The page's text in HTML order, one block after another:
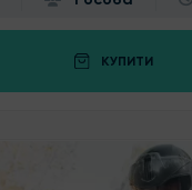
КУПИТИ